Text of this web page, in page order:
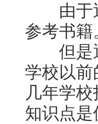
由于近
参考书籍
但是通
学校以
几年学
知识点是